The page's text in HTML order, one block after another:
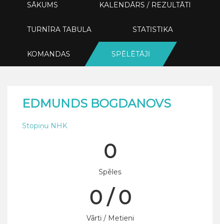
SĀKUMS KALENDĀRS / REZULTĀTI
TURNĪRA TABULA STATISTIKA
KOMANDAS SPĒLĒTĀJI
EDMUNDS BOGDANOVS
Stopiņu NHK
0
Spēles
0 / 0
Vārti / Metieni